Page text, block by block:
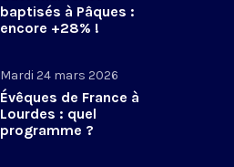
baptisés à Pâques :
encore +28% !
Mardi 24 mars 2026
Évêques de France à
Lourdes : quel
programme ?